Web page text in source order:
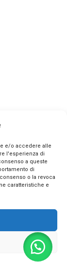
e/o accedere alle
l'esperienza di
a queste
di
o la revoca
caratteristiche e